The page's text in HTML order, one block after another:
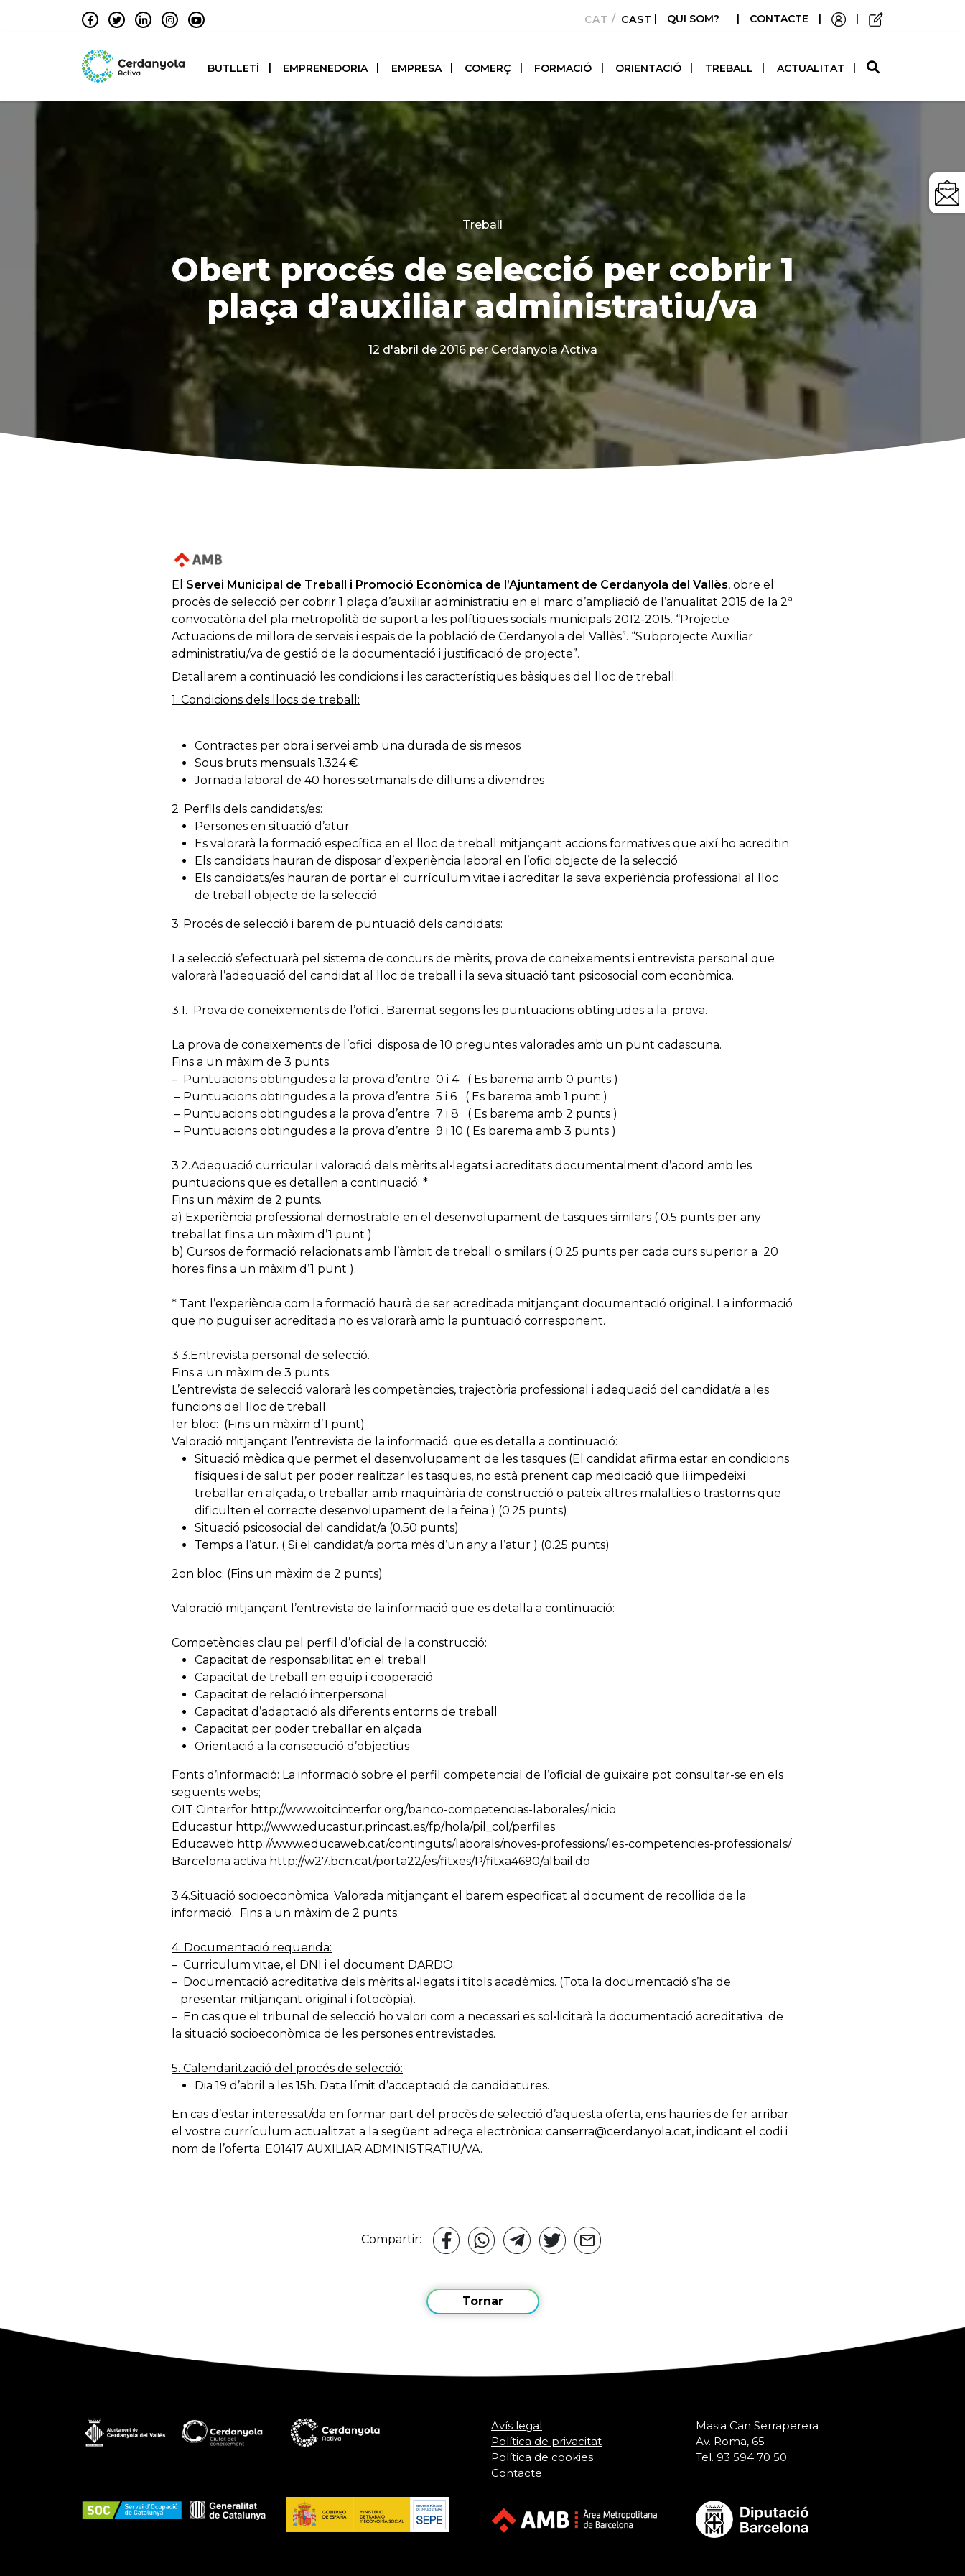
CATALÀCASTELLANO
| QUI SOM? | CONTACTE | |
BUTLLETÍ EMPRENEDORIA EMPRESA COMERÇ FORMACIÓ ORIENTACIÓ TREBALL ACTUALITAT
Categories
Treball
Obert procés de selecció per cobrir 1
plaça d’auxiliar administratiu/va
12 d'abril de 2016 per Cerdanyola Activa
El Servei Municipal de Treball i Promoció Econòmica de l’Ajuntament de Cerdanyola del Vallès, obre el
procès de selecció per cobrir 1 plaça d’auxiliar administratiu en el marc d’ampliació de l’anualitat 2015 de la 2ª
convocatòria del pla metropolità de suport a les polítiques socials municipals 2012-2015. “Projecte
Actuacions de millora de serveis i espais de la població de Cerdanyola del Vallès”. “Subprojecte Auxiliar
administratiu/va de gestió de la documentació i justificació de projecte”.
Detallarem a continuació les condicions i les característiques bàsiques del lloc de treball:
1. Condicions dels llocs de treball:
Contractes per obra i servei amb una durada de sis mesos
Sous bruts mensuals 1.324 €
Jornada laboral de 40 hores setmanals de dilluns a divendres
2. Perfils dels candidats/es:
Persones en situació d’atur
Es valorarà la formació específica en el lloc de treball mitjançant accions formatives que així ho acreditin
Els candidats hauran de disposar d’experiència laboral en l’ofici objecte de la selecció
Els candidats/es hauran de portar el currículum vitae i acreditar la seva experiència professional al lloc
de treball objecte de la selecció
3. Procés de selecció i barem de puntuació dels candidats:
La selecció s’efectuarà pel sistema de concurs de mèrits, prova de coneixements i entrevista personal que
valorarà l’adequació del candidat al lloc de treball i la seva situació tant psicosocial com econòmica.
3.1. Prova de coneixements de l’ofici . Baremat segons les puntuacions obtingudes a la prova.
La prova de coneixements de l’ofici disposa de 10 preguntes valorades amb un punt cadascuna.
Fins a un màxim de 3 punts.
– Puntuacions obtingudes a la prova d’entre 0 i 4 ( Es barema amb 0 punts )
– Puntuacions obtingudes a la prova d’entre 5 i 6 ( Es barema amb 1 punt )
– Puntuacions obtingudes a la prova d’entre 7 i 8 ( Es barema amb 2 punts )
– Puntuacions obtingudes a la prova d’entre 9 i 10 ( Es barema amb 3 punts )
3.2.Adequació curricular i valoració dels mèrits al•legats i acreditats documentalment d’acord amb les
puntuacions que es detallen a continuació: *
Fins un màxim de 2 punts.
a) Experiència professional demostrable en el desenvolupament de tasques similars ( 0.5 punts per any
treballat fins a un màxim d’1 punt ).
b) Cursos de formació relacionats amb l’àmbit de treball o similars ( 0.25 punts per cada curs superior a 20
hores fins a un màxim d’1 punt ).
* Tant l’experiència com la formació haurà de ser acreditada mitjançant documentació original. La informació
que no pugui ser acreditada no es valorarà amb la puntuació corresponent.
3.3.Entrevista personal de selecció.
Fins a un màxim de 3 punts.
L’entrevista de selecció valorarà les competències, trajectòria professional i adequació del candidat/a a les
funcions del lloc de treball.
1er bloc: (Fins un màxim d’1 punt)
Valoració mitjançant l’entrevista de la informació que es detalla a continuació:
Situació mèdica que permet el desenvolupament de les tasques (El candidat afirma estar en condicions
físiques i de salut per poder realitzar les tasques, no està prenent cap medicació que li impedeixi
treballar en alçada, o treballar amb maquinària de construcció o pateix altres malalties o trastorns que
dificulten el correcte desenvolupament de la feina ) (0.25 punts)
Situació psicosocial del candidat/a (0.50 punts)
Temps a l’atur. ( Si el candidat/a porta més d’un any a l’atur ) (0.25 punts)
2on bloc: (Fins un màxim de 2 punts)
Valoració mitjançant l’entrevista de la informació que es detalla a continuació:
Competències clau pel perfil d’oficial de la construcció:
Capacitat de responsabilitat en el treball
Capacitat de treball en equip i cooperació
Capacitat de relació interpersonal
Capacitat d’adaptació als diferents entorns de treball
Capacitat per poder treballar en alçada
Orientació a la consecució d’objectius
Fonts d’informació: La informació sobre el perfil competencial de l’oficial de guixaire pot consultar-se en els
següents webs;
OIT Cinterfor http://www.oitcinterfor.org/banco-competencias-laborales/inicio
Educastur http://www.educastur.princast.es/fp/hola/pil_col/perfiles
Educaweb http://www.educaweb.cat/continguts/laborals/noves-professions/les-competencies-professionals/
Barcelona activa http://w27.bcn.cat/porta22/es/fitxes/P/fitxa4690/albail.do
3.4.Situació socioeconòmica. Valorada mitjançant el barem especificat al document de recollida de la
informació. Fins a un màxim de 2 punts.
4. Documentació requerida:
– Curriculum vitae, el DNI i el document DARDO.
– Documentació acreditativa dels mèrits al•legats i títols acadèmics. (Tota la documentació s’ha de
presentar mitjançant original i fotocòpia).
– En cas que el tribunal de selecció ho valori com a necessari es sol•licitarà la documentació acreditativa de
la situació socioeconòmica de les persones entrevistades.
5. Calendarització del procés de selecció:
Dia 19 d’abril a les 15h. Data límit d’acceptació de candidatures.
En cas d’estar interessat/da en formar part del procès de selecció d’aquesta oferta, ens hauries de fer arribar
el vostre currículum actualitzat a la següent adreça electrònica: canserra@cerdanyola.cat, indicant el codi i
nom de l’oferta: E01417 AUXILIAR ADMINISTRATIU/VA.
Compartir:
Tornar
Avís legal
Política de privacitat
Política de cookies
Contacte
Masia Can Serraperera
Av. Roma, 65
Tel. 93 594 70 50